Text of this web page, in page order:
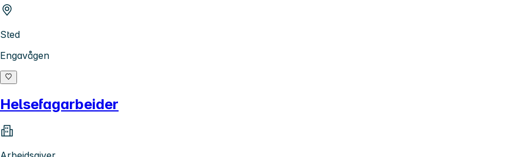
Sted
Engavågen
Helsefagarbeider